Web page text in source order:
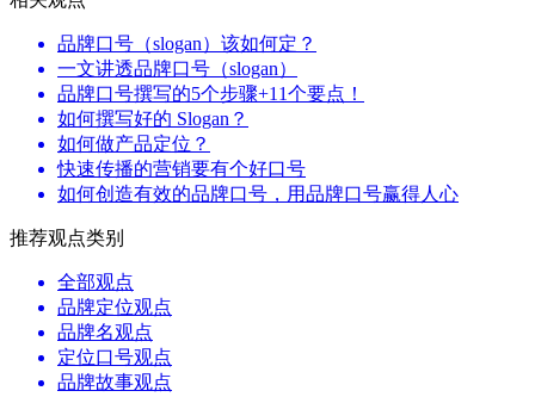
品牌口号（slogan）该如何定？
一文讲透品牌口号（slogan）
品牌口号撰写的5个步骤+11个要点！
如何撰写好的 Slogan？
如何做产品定位？
快速传播的营销要有个好口号
如何创造有效的品牌口号，用品牌口号赢得人心
推荐观点类别
全部观点
品牌定位观点
品牌名观点
定位口号观点
品牌故事观点